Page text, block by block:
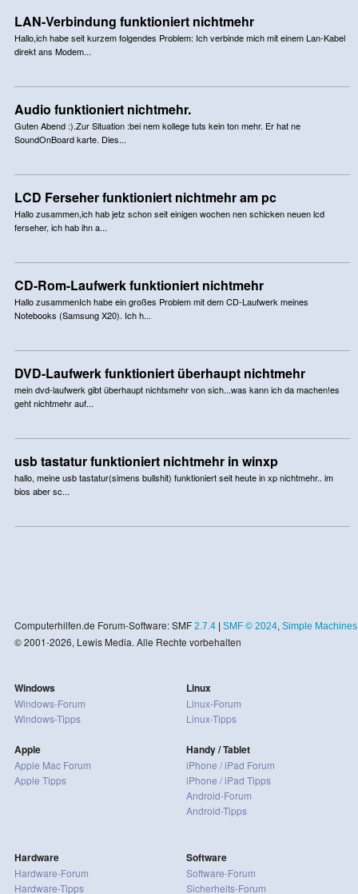
LAN-Verbindung funktioniert nichtmehr
Hallo,ich habe seit kurzem folgendes Problem: Ich verbinde mich mit einem Lan-Kabel
direkt ans Modem...
Audio funktioniert nichtmehr.
Guten Abend :).Zur Situation :bei nem kollege tuts kein ton mehr. Er hat ne
SoundOnBoard karte. Dies...
LCD Ferseher funktioniert nichtmehr am pc
Hallo zusammen,ich hab jetz schon seit einigen wochen nen schicken neuen lcd
ferseher, ich hab ihn a...
CD-Rom-Laufwerk funktioniert nichtmehr
Hallo zusammenIch habe ein großes Problem mit dem CD-Laufwerk meines
Notebooks (Samsung X20). Ich h...
DVD-Laufwerk funktioniert überhaupt nichtmehr
mein dvd-laufwerk gibt überhaupt nichtsmehr von sich...was kann ich da machen!es
geht nichtmehr auf...
usb tastatur funktioniert nichtmehr in winxp
hallo, meine usb tastatur(simens bullshit) funktioniert seit heute in xp nichtmehr.. im
bios aber sc...
Computerhilfen.de Forum-Software: SMF 2.7.4| SMF © 2024, Simple Machines
© 2001-2026, Lewis Media. Alle Rechte vorbehalten
Windows
Windows-Forum
Windows-Tipps
Apple
Apple Mac Forum
Apple Tipps
Linux
Linux-Forum
Linux-Tipps
Handy / Tablet
iPhone / iPad Forum
iPhone / iPad Tipps
Android-Forum
Android-Tipps
Hardware
Hardware-Forum
Hardware-Tipps
Software
Software-Forum
Sicherheits-Forum